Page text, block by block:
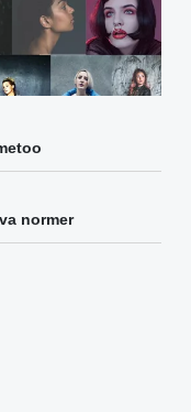
normer